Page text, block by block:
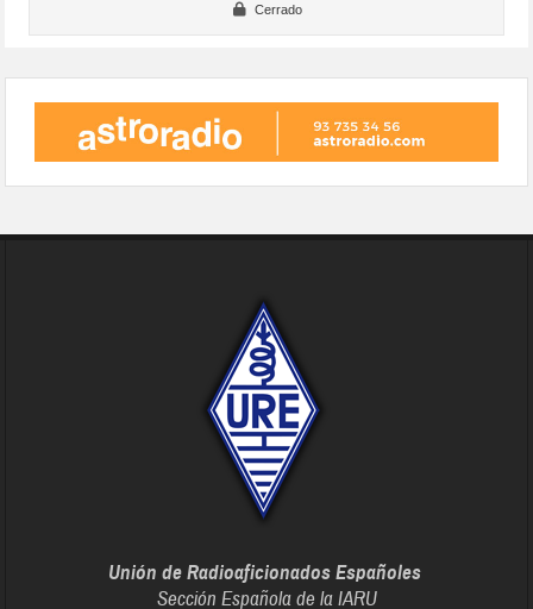
Cerrado
Unión de Radioaficionados Españoles
Sección Española de la IARU